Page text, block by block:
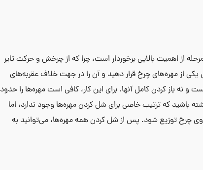
از اهمیت بالایی برخوردار است، چرا که از چرخش و حرکت تایر
یکی از مهره‌های چرخ قرار دهید و آن را در جهت خلاف عقربه‌های
باز کردن کامل آنها. برای این کار، کافی است مهره‌ها را حدود
باشید که ترتیب خاصی برای شل کردن مهره‌ها وجود ندارد، اما
چرخ توزیع شود. پس از شل کردن همه مهره‌ها، می‌توانید به